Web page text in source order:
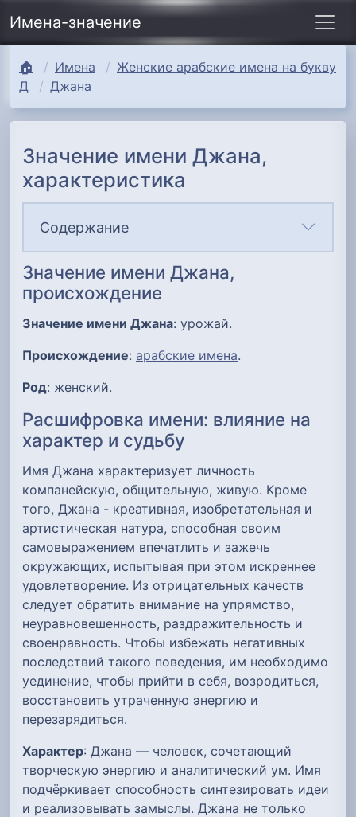
Имена-значение
🏠 Имена
Женские арабские имена на букву
Д
Джана
Значение имени Джана,
характеристика
Содержание
Значение имени Джана,
происхождение
Значение имени Джана: урожай.
Происхождение: арабские имена.
Род: женский.
Расшифровка имени: влияние на
характер и судьбу
Имя Джана характеризует личность
компанейскую, общительную, живую. Кроме
того, Джана - креативная, изобретательная и
артистическая натура, способная своим
самовыражением впечатлить и зажечь
окружающих, испытывая при этом искреннее
удовлетворение. Из отрицательных качеств
следует обратить внимание на упрямство,
неуравновешенность, раздражительность и
своенравность. Чтобы избежать негативных
последствий такого поведения, им необходимо
уединение, чтобы прийти в себя, возродиться,
восстановить утраченную энергию и
перезарядиться.
Характер: Джана — человек, сочетающий
творческую энергию и аналитический ум. Имя
подчёркивает способность синтезировать идеи
и реализовывать замыслы. Джана не только